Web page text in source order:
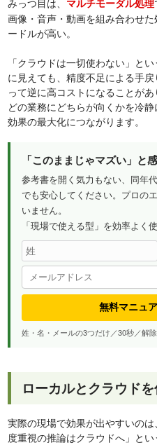
画像・音声・動画を組み合わせ
ードルが高い。
「クラウドは一切使わない」と
に見えても、精度不足による手
って逆に高コストになることがあ
どの業務にどちらが向くかを冷
効果の最大化につながります。
「このままじゃマズい」と
参考書を開く気力もない、同
でも安心してください。プロの
いません。
「現場で使える型」を効率よく
無料マニュ
姓・名・メールの3つだけ／30秒／解
ローカルとクラウド
実際の現場で効果が出やすいの
度重視の推論はクラウドへ」とい